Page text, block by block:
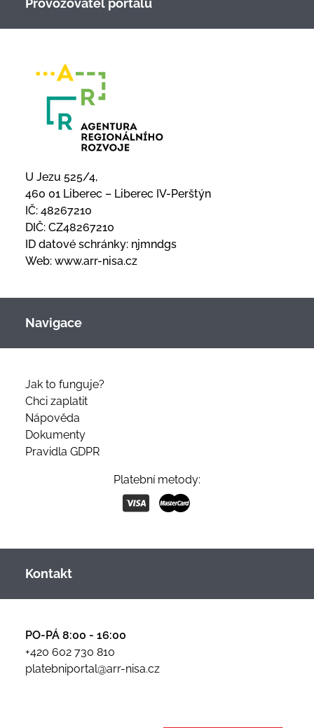
Provozovatel portálu
U Jezu 525/4,
460 01 Liberec – Liberec IV-Perštýn
IČ: 48267210
DIČ: CZ48267210
ID datové schránky: njmndgs
Web: www.arr-nisa.cz
Navigace
Jak to funguje?
Chci zaplatit
Nápověda
Dokumenty
Pravidla GDPR
Platební metody:
Kontakt
PO-PÁ 8:00 - 16:00
+420 602 730 810
platebniportal@arr-nisa.cz